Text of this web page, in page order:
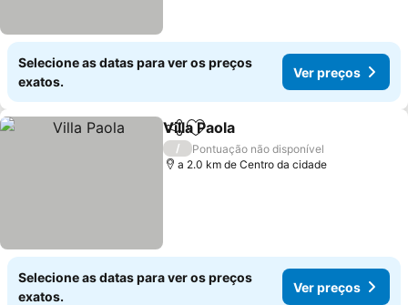
Selecione as datas para ver os preços
exatos.
Ver preços
PartilharAdicionar aos favoritos
Villa Paola
/
Pontuação não disponível
a 2.0 km de Centro da cidade
Selecione as datas para ver os preços
exatos.
Ver preços